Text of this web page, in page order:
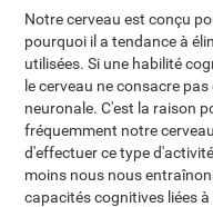
Notre cerveau est conçu
pourquoi il a tendance à
utilisées. Si une habilité
le cerveau ne consacre
neuronale. C'est la raison
fréquemment notre
d'effectuer ce type
moins nous nous
capacités cognitives liées